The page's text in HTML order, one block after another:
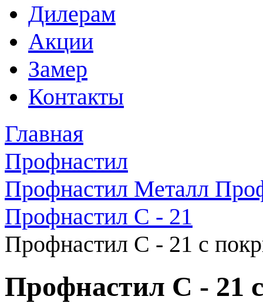
Дилерам
Акции
Замер
Контакты
Главная
Профнастил
Профнастил Металл
Профнастил C - 21
Профнастил C - 21 с
Профнастил C - 21